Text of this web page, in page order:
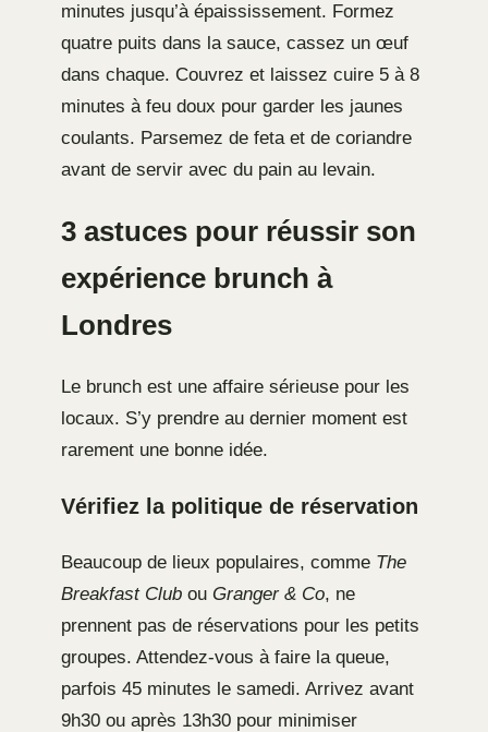
minutes jusqu’à épaississement. Formez
quatre puits dans la sauce, cassez un œuf
dans chaque. Couvrez et laissez cuire 5 à 8
minutes à feu doux pour garder les jaunes
coulants. Parsemez de feta et de coriandre
avant de servir avec du pain au levain.
3 astuces pour réussir son
expérience brunch à
Londres
Le brunch est une affaire sérieuse pour les
locaux. S’y prendre au dernier moment est
rarement une bonne idée.
Vérifiez la politique de réservation
Beaucoup de lieux populaires, comme The
Breakfast Club ou Granger & Co, ne
prennent pas de réservations pour les petits
groupes. Attendez-vous à faire la queue,
parfois 45 minutes le samedi. Arrivez avant
9h30 ou après 13h30 pour minimiser